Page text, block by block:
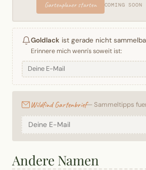
Gartenplaner starten COMING SOON
Goldlack ist gerade nicht
Erinnere mich wenn's soweit ist:
Wildfind Gartenbrief— Sammeltipps
Andere Namen